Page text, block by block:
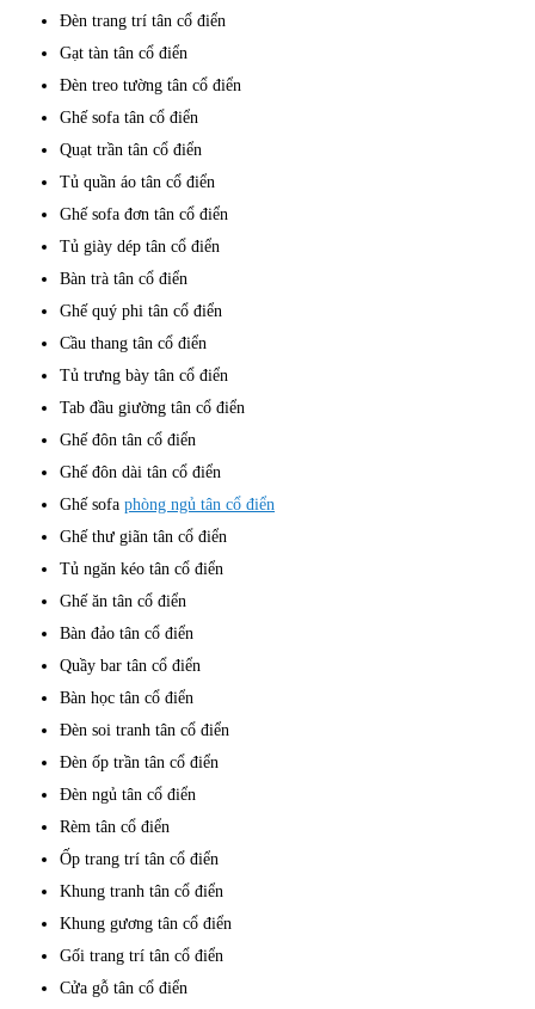
Đèn trang trí tân cổ điển
Gạt tàn tân cổ điển
Đèn treo tường tân cổ điển
Ghế sofa tân cổ điển
Quạt trần tân cổ điển
Tủ quần áo tân cổ điển
Ghế sofa đơn tân cổ điển
Tủ giày dép tân cổ điển
Bàn trà tân cổ điển
Ghế quý phi tân cổ điển
Cầu thang tân cổ điển
Tủ trưng bày tân cổ điển
Tab đầu giường tân cổ điển
Ghế đôn tân cổ điển
Ghế đôn dài tân cổ điển
Ghế sofa phòng ngủ tân cổ điển
Ghế thư giãn tân cổ điển
Tủ ngăn kéo tân cổ điển
Ghế ăn tân cổ điển
Bàn đảo tân cổ điển
Quầy bar tân cổ điển
Bàn học tân cổ điển
Đèn soi tranh tân cổ điển
Đèn ốp trần tân cổ điển
Đèn ngủ tân cổ điển
Rèm tân cổ điển
Ốp trang trí tân cổ điển
Khung tranh tân cổ điển
Khung gương tân cổ điển
Gối trang trí tân cổ điển
Cửa gỗ tân cổ điển